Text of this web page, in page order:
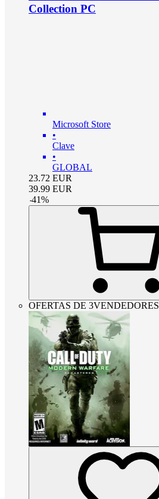
Collection PC
Microsoft Store
•
Clave
•
GLOBAL
23.72 EUR
39.99 EUR
-41%
OFERTAS DE 3VENDEDORES